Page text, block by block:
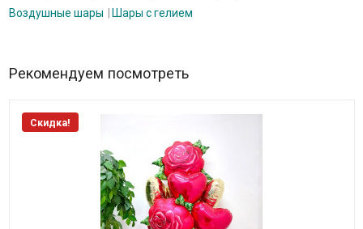
Воздушные шары
Шары с гелием
Рекомендуем посмотреть
Скидка!